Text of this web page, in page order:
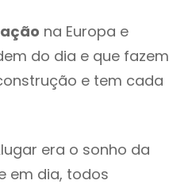
na Europa e
do dia e que fazem
e tem cada
era o sonho da
em dia, todos